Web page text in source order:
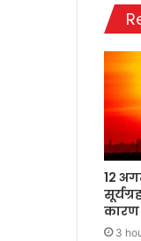
12
कारण
3